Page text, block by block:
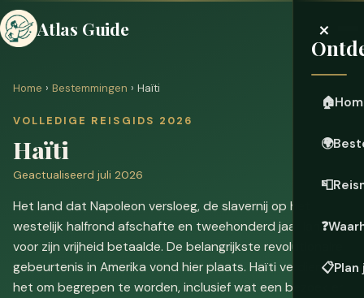
Atlas Guide ×
🏠
🌍
📮
❓
📋Plan
Home › Bestemmingen › Haïti
VOLLEDIGE REISGIDS 2026
Haïti
Geactualiseerd juli 2026
Het land dat Napoleon versloeg, de slavernij op het
westelijk halfrond afschafte en tweehonderd jaar lang
voor zijn vrijheid betaalde. De belangrijkste revolutionaire
gebeurtenis in Amerika vond hier plaats. Haïti verdient
het om begrepen te worden, inclusief wat een bezoek er